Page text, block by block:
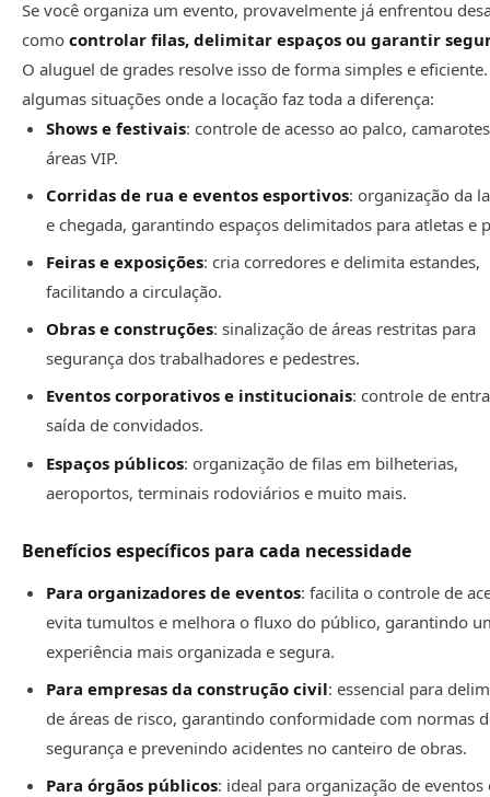
Se você organiza um evento, provavelmente já enfrentou
como controlar filas, delimitar espaços ou garantir
O aluguel de grades resolve isso de forma simples e eficiente.
algumas situações onde a locação faz toda a diferença:
Shows e festivais: controle de acesso ao palco,
áreas VIP.
Corridas de rua e eventos esportivos: organização da
e chegada, garantindo espaços delimitados para atletas e
Feiras e exposições: cria corredores e delimita estandes,
facilitando a circulação.
Obras e construções: sinalização de áreas restritas para
segurança dos trabalhadores e pedestres.
Eventos corporativos e institucionais: controle de
saída de convidados.
Espaços públicos: organização de filas em bilheterias,
aeroportos, terminais rodoviários e muito mais.
Benefícios específicos para cada necessidade
Para organizadores de eventos: facilita o controle de
evita tumultos e melhora o fluxo do público, garantindo
experiência mais organizada e segura.
Para empresas da construção civil: essencial para
de áreas de risco, garantindo conformidade com normas
segurança e prevenindo acidentes no canteiro de obras.
Para órgãos públicos: ideal para organização de eventos